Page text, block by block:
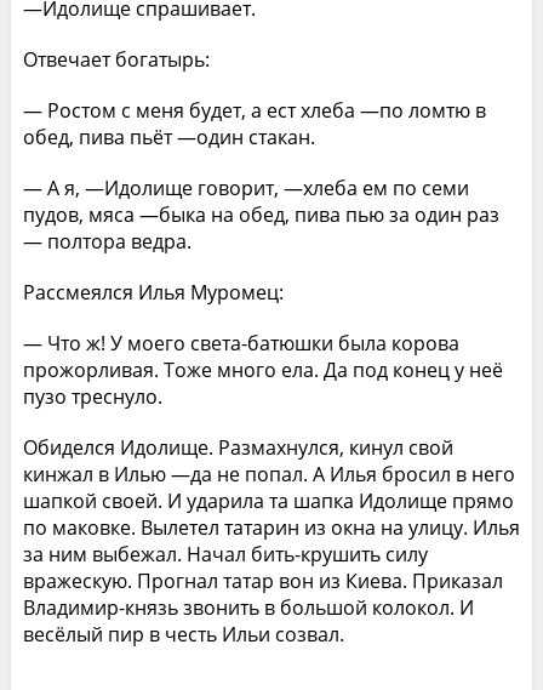
—Идолище спрашивает.
Отвечает богатырь:
— Ростом с меня будет, а ест хлеба —по ломтю в
обед, пива пьёт —один стакан.
— А я, —Идолище говорит, —хлеба ем по семи
пудов, мяса —быка на обед, пива пью за один раз
— полтора ведра.
Рассмеялся Илья Муромец:
— Что ж! У моего света-батюшки была корова
прожорливая. Тоже много ела. Да под конец у неё
пузо треснуло.
Обиделся Идолище. Размахнулся, кинул свой
кинжал в Илью —да не попал. А Илья бросил в него
шапкой своей. И ударила та шапка Идолище прямо
по маковке. Вылетел татарин из окна на улицу. Илья
за ним выбежал. Начал бить-крушить силу
вражескую. Прогнал татар вон из Киева. Приказал
Владимир-князь звонить в большой колокол. И
весёлый пир в честь Ильи созвал.